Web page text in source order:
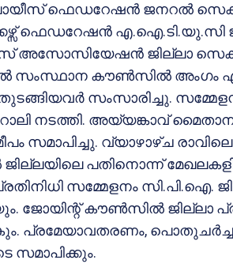
ഫെഡറേഷന്‍ ജനറല്‍
ഫെഡറേഷന്‍ എ.ഐ.ടി.യു.സി
അസോസിയേഷന്‍ ജില്ലാ
സംസ്ഥാന കൗണ്‍സില്‍ അംഗം
സംസാരിച്ചു.
നടത്തി. അയ്യങ്കാവ്
സമാപിച്ചു. വ്യാഴാഴ്ച
പതിനൊന്ന്
സമ്മേളനം സി.പി.ഐ.
ജോയിന്റ് കൗണ്‍സില്‍ ജില്ലാ
പ്രമേയാവതരണം,
സമാപിക്കും.